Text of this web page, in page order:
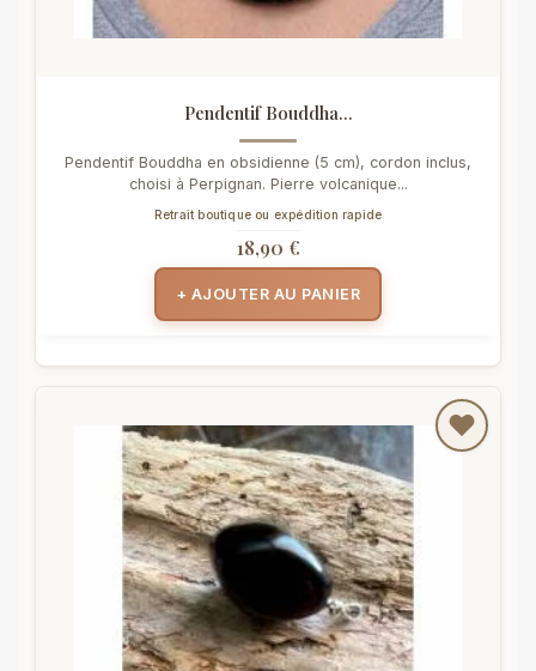
Pendentif Bouddha...
Pendentif Bouddha en obsidienne (5 cm), cordon inclus,
choisi à Perpignan. Pierre volcanique...
Retrait boutique ou expédition rapide
18,90 €
+ AJOUTER AU PANIER